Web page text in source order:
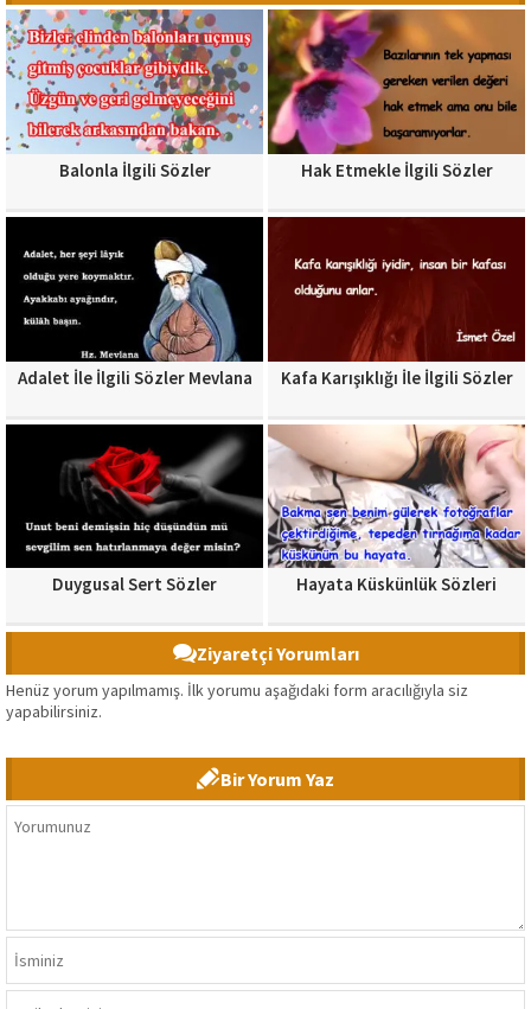
Balonla İlgili Sözler Hak Etmekle İlgili Sözler
Adalet İle İlgili Sözler Mevlana Kafa Karışıklığı İle İlgili Sözler
Duygusal Sert Sözler Hayata Küskünlük Sözleri
Ziyaretçi Yorumları
Henüz yorum yapılmamış. İlk yorumu aşağıdaki form aracılığıyla siz
yapabilirsiniz.
Bir Yorum Yaz